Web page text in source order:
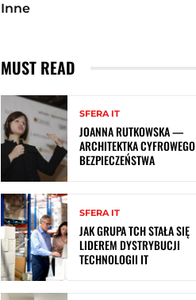
Inne
MUST READ
SFERA IT
JOANNA RUTKOWSKA —
ARCHITEKTKA CYFROWEGO
BEZPIECZEŃSTWA
SFERA IT
JAK GRUPA TCH STAŁA SIĘ
LIDEREM DYSTRYBUCJI
TECHNOLOGII IT